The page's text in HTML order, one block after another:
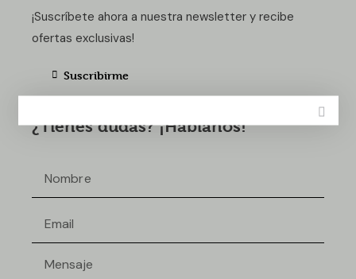
¡Suscríbete ahora a nuestra newsletter y recibe
ofertas exclusivas!
Suscribirme
¿Tienes dudas? ¡Háblanos!